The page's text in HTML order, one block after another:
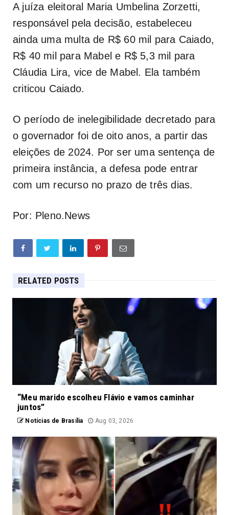
A juíza eleitoral Maria Umbelina Zorzetti,
responsável pela decisão, estabeleceu
ainda uma multa de R$ 60 mil para Caiado,
R$ 40 mil para Mabel e R$ 5,3 mil para
Cláudia Lira, vice de Mabel. Ela também
criticou Caiado.
O período de inelegibilidade decretado para
o governador foi de oito anos, a partir das
eleições de 2024. Por ser uma sentença de
primeira instância, a defesa pode entrar
com um recurso no prazo de três dias.
Por: Pleno.News
RELATED POSTS
“Meu marido escolheu Flávio e vamos caminhar
juntos”
Notícias de Brasília Aug 03, 2026